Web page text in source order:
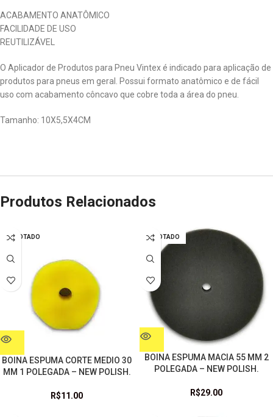
ACABAMENTO ANATÔMICO
FACILIDADE DE USO
REUTILIZÁVEL
O Aplicador de Produtos para Pneu Vintex é indicado para aplicação de
produtos para pneus em geral. Possui formato anatômico e de fácil
uso com acabamento côncavo que cobre toda a área do pneu.
Tamanho: 10X5,5X4CM
Produtos Relacionados
ESGOTADO
BOINA ESPUMA CORTE MEDIO 30
MM 1 POLEGADA – NEW POLISH.
R$11.00
ESGOTADO
BOINA ESPUMA MACIA 55 MM 2
POLEGADA – NEW POLISH.
R$29.00